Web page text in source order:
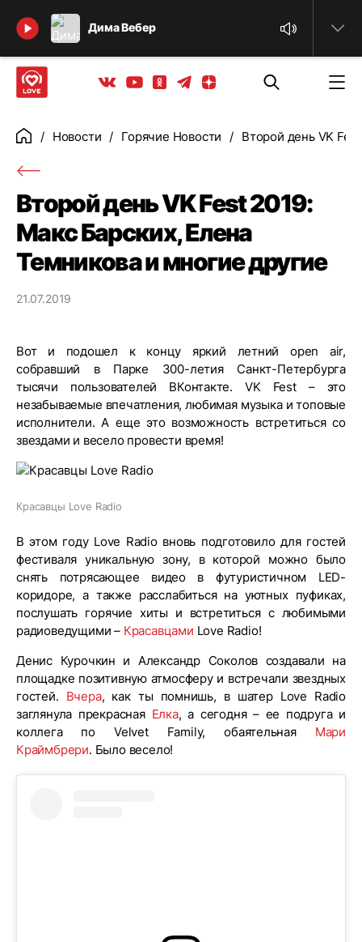
Дима Вебер
Найти
Вконтакте
YoutubeОдноклассники
ТелеграмЯндекс дзен
ГлавнаяНовости Горячие Новости Второй день VK
Второй день VK Fest 2019:
Макс Барских, Елена
Темникова и многие другие
21.07.2019
Вот и подошел к концу яркий летний open air,
собравший в Парке 300-летия Санкт-Петербурга
тысячи пользователей ВКонтакте. VK Fest – это
незабываемые впечатления, любимая музыка и топовые
исполнители. А еще это возможность встретиться со
звездами и весело провести время!
Красавцы Love Radio
В этом году Love Radio вновь подготовило для гостей
фестиваля уникальную зону, в которой можно было
снять потрясающее видео в футуристичном LED-
коридоре, а также расслабиться на уютных пуфиках,
послушать горячие хиты и встретиться с любимыми
радиоведущими – Красавцами Love Radio!
Денис Курочкин и Александр Соколов создавали на
площадке позитивную атмосферу и встречали звездных
гостей. Вчера, как ты помнишь, в шатер Love Radio
заглянула прекрасная Елка, а сегодня – ее подруга и
коллега по Velvet Family, обаятельная Мари
Краймбрери. Было весело!